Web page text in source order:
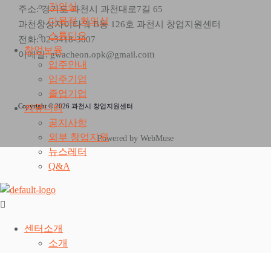
강의실
다목적 회의실
스튜디오
창업보육
입주안내
입주기업
졸업기업
커뮤니티
공지사항
외부 창업지원
뉴스레터
Q&A
센터소개
소개
주소: 경기도 과천시 과천대로7길 65
과천상상자이타워 B동 126호 과천시 창업지원센터
전화: 02-3418-3007
이메일: gwacheon.opk@gmail.com
Copyright © 2026 과천시 창업지원센터
Powered by WebMuse